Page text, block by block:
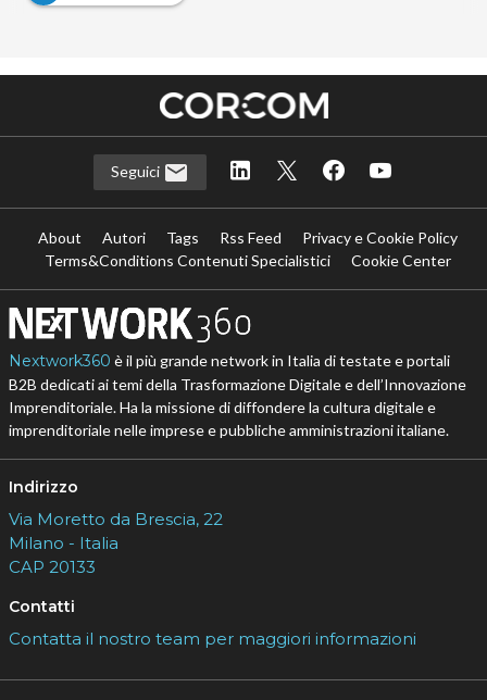
Seguici
About Autori Tags Rss Feed
Privacy e Cookie Policy
Terms&Conditions Contenuti Specialistici
Cookie Center
Nextwork360 è il più grande network in Italia di testate e portali
B2B dedicati ai temi della Trasformazione Digitale e dell’Innovazione
Imprenditoriale. Ha la missione di diffondere la cultura digitale e
imprenditoriale nelle imprese e pubbliche amministrazioni italiane.
Indirizzo
Via Moretto da Brescia, 22
Milano - Italia
CAP 20133
Contatti
Contatta il nostro team per maggiori informazioni